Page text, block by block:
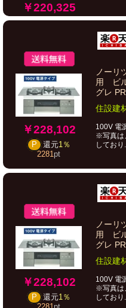
￥220,325
￥228,102
P 還元1％
2281 pt
ノーリ
用 ビ
グレ
住設建
100V 電
※写真は
しており
￥228,102
P 還元1％
ノーリ
用 ビ
グレ
住設建
100V 電
※写真は
しており